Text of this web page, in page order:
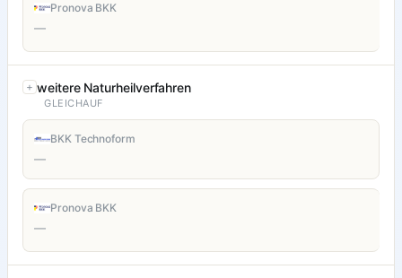
Pronova BKK
—
weitere Naturheilverfahren
GLEICHAUF
BKK Technoform
—
Pronova BKK
—